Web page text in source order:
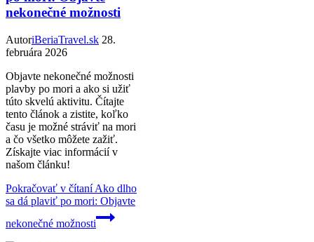
nekonečné možnosti
AutoriBeriaTravel.sk 28.
februára 2026
Objavte nekonečné možnosti
plavby po mori a ako si užiť
túto skvelú aktivitu. Čítajte
tento článok a zistite, koľko
času je možné stráviť na mori
a čo všetko môžete zažiť.
Získajte viac informácií v
našom článku!
Pokračovať v čítaníAko dlho
sa dá plaviť po mori: Objavte
nekonečné možnosti